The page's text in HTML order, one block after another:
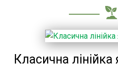
Класична